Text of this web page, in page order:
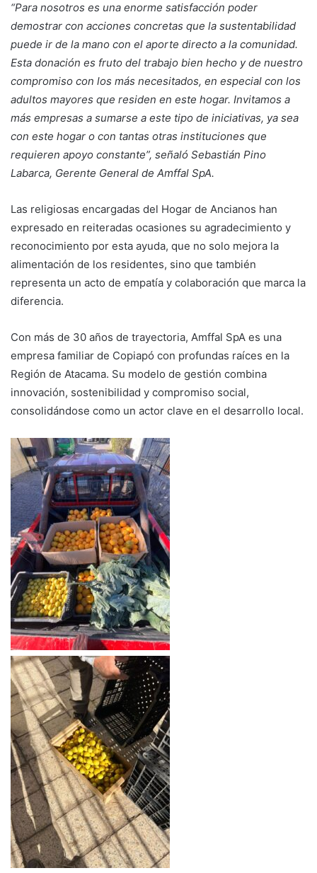
“Para nosotros es una enorme satisfacción poder
demostrar con acciones concretas que la sustentabilidad
puede ir de la mano con el aporte directo a la comunidad.
Esta donación es fruto del trabajo bien hecho y de nuestro
compromiso con los más necesitados, en especial con los
adultos mayores que residen en este hogar. Invitamos a
más empresas a sumarse a este tipo de iniciativas, ya sea
con este hogar o con tantas otras instituciones que
requieren apoyo constante”, señaló Sebastián Pino
Labarca, Gerente General de Amffal SpA.
Las religiosas encargadas del Hogar de Ancianos han
expresado en reiteradas ocasiones su agradecimiento y
reconocimiento por esta ayuda, que no solo mejora la
alimentación de los residentes, sino que también
representa un acto de empatía y colaboración que marca la
diferencia.
Con más de 30 años de trayectoria, Amffal SpA es una
empresa familiar de Copiapó con profundas raíces en la
Región de Atacama. Su modelo de gestión combina
innovación, sostenibilidad y compromiso social,
consolidándose como un actor clave en el desarrollo local.